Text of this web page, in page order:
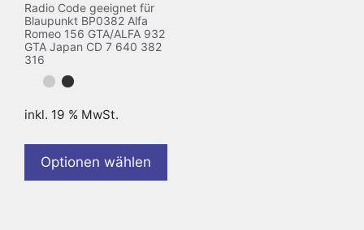
Radio Code geeignet für
Blaupunkt BP0382 Alfa
Romeo 156 GTA/ALFA 932
GTA Japan CD 7 640 382
316
inkl. 19 % MwSt.
Optionen wählen